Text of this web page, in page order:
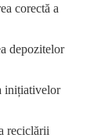
corectă a
depozitelor
inițiativelor
reciclării